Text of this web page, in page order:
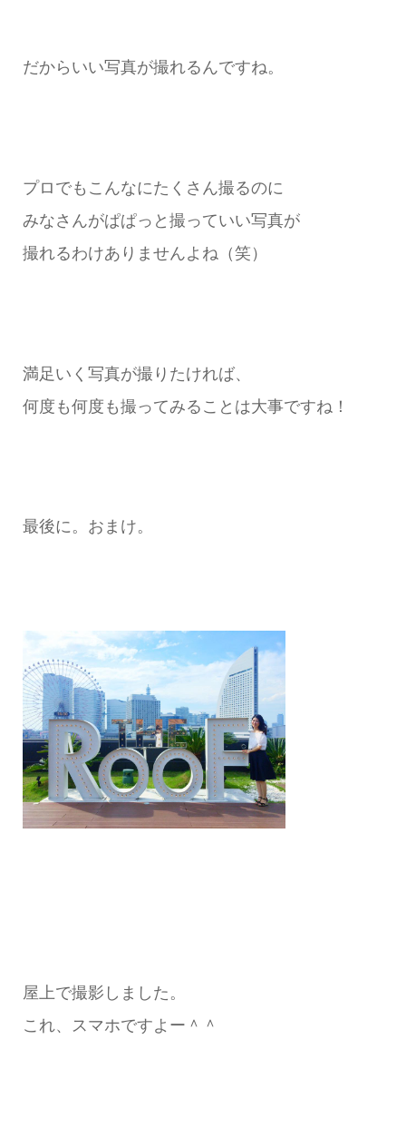
だからいい写真が撮れるんですね。
プロでもこんなにたくさん撮るのに
みなさんがぱぱっと撮っていい写真が
撮れるわけありませんよね（笑）
満足いく写真が撮りたければ、
何度も何度も撮ってみることは大事ですね！
最後に。おまけ。
屋上で撮影しました。
これ、スマホですよー＾＾